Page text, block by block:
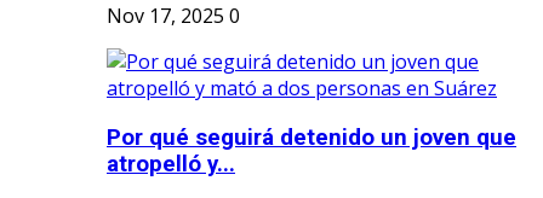
Nov 17, 2025 0
Por qué seguirá detenido un joven que
atropelló y...